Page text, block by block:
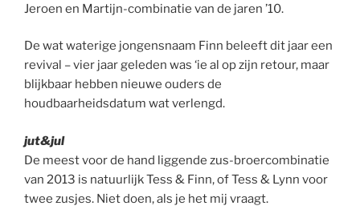
Jeroen en Martijn-combinatie van de jaren ’10.
De wat waterige jongensnaam Finn beleeft dit jaar een
revival – vier jaar geleden was ‘ie al op zijn retour, maar
blijkbaar hebben nieuwe ouders de
houdbaarheidsdatum wat verlengd.
jut&jul
De meest voor de hand liggende zus-broercombinatie
van 2013 is natuurlijk Tess & Finn, of Tess & Lynn voor
twee zusjes. Niet doen, als je het mij vraagt.